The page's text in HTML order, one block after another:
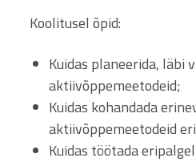
Koolitusel õpid:
Kuidas planeerida, läbi
aktiivõppemeetodeid;
Kuidas kohandada
aktiivõppemeetodeid
Kuidas töötada